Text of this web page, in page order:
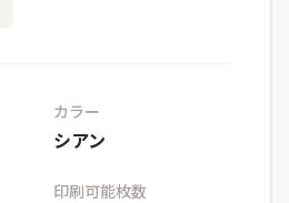
カラー
シアン
印刷可能枚数